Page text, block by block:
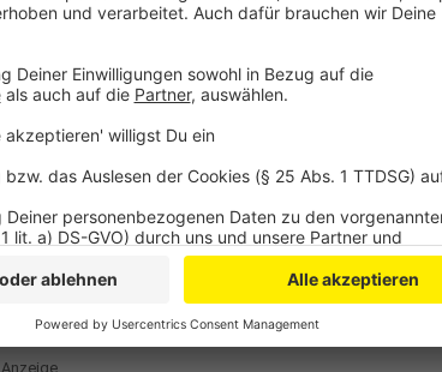
Anzeige
Weitere Meldungen aus Leverkusen
Anzeige
Gefahr durch Lachgas in Leverkusen überschaubar?
So betreffen Trumps Strafzölle Leverkusener Firmen
Zweiter CSD in Leverkusen: Programm vorgestellt
Anzeige